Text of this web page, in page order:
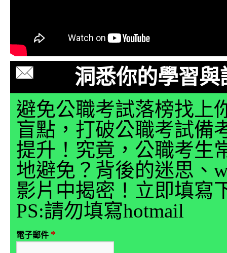
洞悉你的學習
避免公職考試落榜找上
盲點，打破公職考試備
提升！究竟，公職考生
地避免？背後的迷思、
影片中揭密！立即填寫
PS:請勿填寫hotmail
電子郵件 *